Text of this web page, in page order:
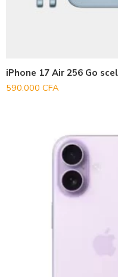
iPhone 17 Air 256 Go
590.000 CFA